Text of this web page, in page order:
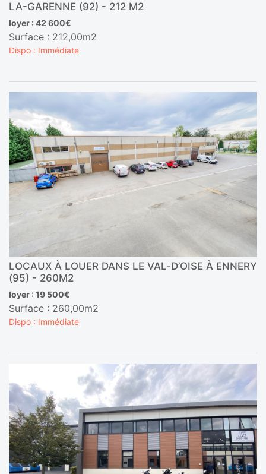
LA-GARENNE (92) - 212 M2
loyer : 42 600€
Surface : 212,00m2
Dispo : Immédiate
LOCAUX À LOUER DANS LE VAL-D’OISE À ENNERY
(95) - 260M2
loyer : 19 500€
Surface : 260,00m2
Dispo : Immédiate